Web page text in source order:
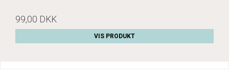
99,00 DKK
VIS PRODUKT